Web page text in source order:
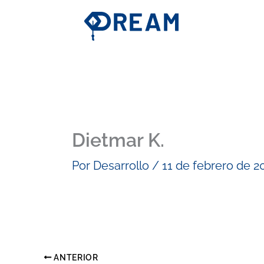
Dietmar K.
Por Desarrollo / 11 de febrero de
ANTERIOR